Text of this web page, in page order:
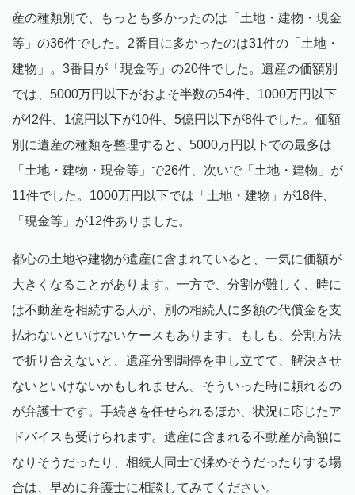
産の種類別で、もっとも多かったのは「土地・建物・現金
等」の36件でした。2番目に多かったのは31件の「土地・
建物」。3番目が「現金等」の20件でした。遺産の価額別
では、5000万円以下がおよそ半数の54件、1000万円以下
が42件、1億円以下が10件、5億円以下が8件でした。価額
別に遺産の種類を整理すると、5000万円以下での最多は
「土地・建物・現金等」で26件、次いで「土地・建物」が
11件でした。1000万円以下では「土地・建物」が18件、
「現金等」が12件ありました。
都心の土地や建物が遺産に含まれていると、一気に価額が
大きくなることがあります。一方で、分割が難しく、時に
は不動産を相続する人が、別の相続人に多額の代償金を支
払わないといけないケースもあります。もしも、分割方法
で折り合えないと、遺産分割調停を申し立てて、解決させ
ないといけないかもしれません。そういった時に頼れるの
が弁護士です。手続きを任せられるほか、状況に応じたア
ドバイスも受けられます。遺産に含まれる不動産が高額に
なりそうだったり、相続人同士で揉めそうだったりする場
合は、早めに弁護士に相談してみてください。